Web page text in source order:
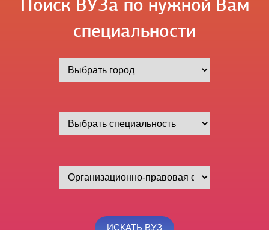
Поиск ВУЗа по нужной Вам
специальности